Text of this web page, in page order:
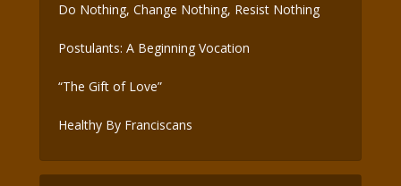
Do Nothing, Change Nothing, Resist Nothing
Postulants: A Beginning Vocation
“The Gift of Love”
Healthy By Franciscans